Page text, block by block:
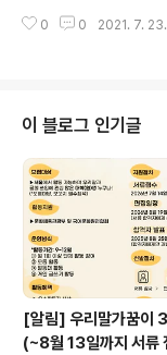
함께하는 우리말(한국어)
새말이 나왔어요 화: 내가
바콘'이 뭐야' [2020년 11
0 0 2021. 7. 23.
이 블로그 인기글
[알림] 우리말가꿈이
(~8월 13일까지 서류